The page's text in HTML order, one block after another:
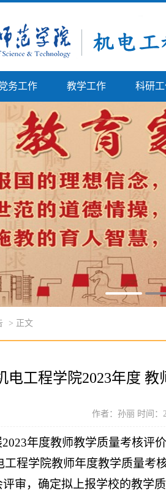
务工作 教学工作 科研
> 正文
电工程学院2023年度
作者：孙丽 时间：
2023年度教师教学质量考核评
工程学院教师年度教学质量考
审，确定拟上报学校的教学